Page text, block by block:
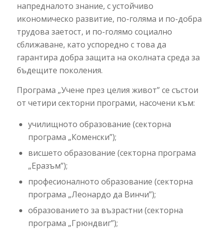
напредналото знание, с устойчиво
икономическо развитие, по-голяма и по-добра
трудова заетост, и по-голямо социално
сближаване, като успоредно с това да
гарантира добра защита на околната среда за
бъдещите поколения.
Програма „Учене през целия живот” се състои
от четири секторни програми, насочени към:
училищното образование (секторна
програма „Коменски”);
висшето образование (секторна програма
„Еразъм”);
професионалното образование (секторна
програма „Леонардо да Винчи”);
образованието за възрастни (секторна
програма „Грюндвиг”);